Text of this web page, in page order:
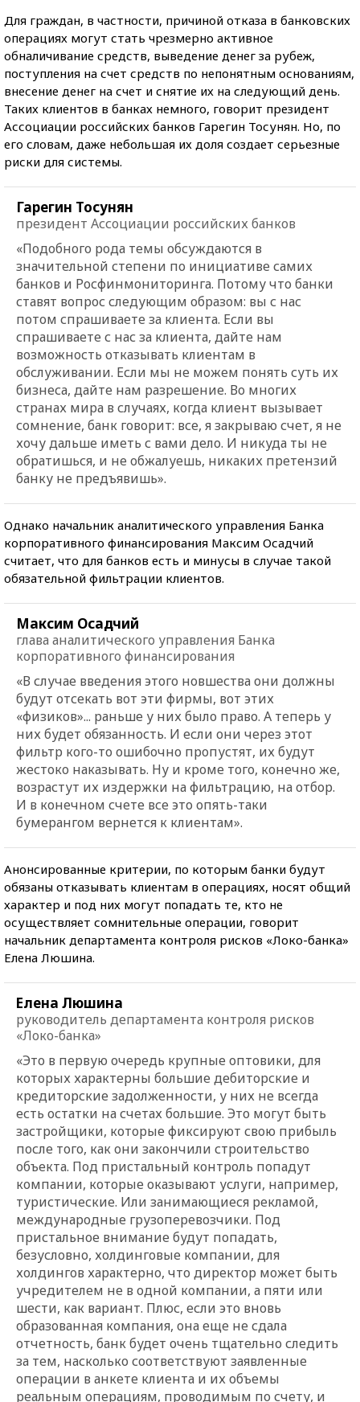
Для граждан, в частности, причиной отказа в банковских
операциях могут стать чрезмерно активное
обналичивание средств, выведение денег за рубеж,
поступления на счет средств по непонятным основаниям,
внесение денег на счет и снятие их на следующий день.
Таких клиентов в банках немного, говорит президент
Ассоциации российских банков Гарегин Тосунян. Но, по
его словам, даже небольшая их доля создает серьезные
риски для системы.
Гарегин Тосунян
президент Ассоциации российских банков
«Подобного рода темы обсуждаются в
значительной степени по инициативе самих
банков и Росфинмониторинга. Потому что банки
ставят вопрос следующим образом: вы с нас
потом спрашиваете за клиента. Если вы
спрашиваете с нас за клиента, дайте нам
возможность отказывать клиентам в
обслуживании. Если мы не можем понять суть их
бизнеса, дайте нам разрешение. Во многих
странах мира в случаях, когда клиент вызывает
сомнение, банк говорит: все, я закрываю счет, я не
хочу дальше иметь с вами дело. И никуда ты не
обратишься, и не обжалуешь, никаких претензий
банку не предъявишь».
Однако начальник аналитического управления Банка
корпоративного финансирования Максим Осадчий
считает, что для банков есть и минусы в случае такой
обязательной фильтрации клиентов.
Максим Осадчий
глава аналитического управления Банка
корпоративного финансирования
«В случае введения этого новшества они должны
будут отсекать вот эти фирмы, вот этих
«физиков»... раньше у них было право. А теперь у
них будет обязанность. И если они через этот
фильтр кого-то ошибочно пропустят, их будут
жестоко наказывать. Ну и кроме того, конечно же,
возрастут их издержки на фильтрацию, на отбор.
И в конечном счете все это опять-таки
бумерангом вернется к клиентам».
Анонсированные критерии, по которым банки будут
обязаны отказывать клиентам в операциях, носят общий
характер и под них могут попадать те, кто не
осуществляет сомнительные операции, говорит
начальник департамента контроля рисков «Локо-банка»
Елена Люшина.
Елена Люшина
руководитель департамента контроля рисков
«Локо-банка»
«Это в первую очередь крупные оптовики, для
которых характерны большие дебиторские и
кредиторские задолженности, у них не всегда
есть остатки на счетах большие. Это могут быть
застройщики, которые фиксируют свою прибыль
после того, как они закончили строительство
объекта. Под пристальный контроль попадут
компании, которые оказывают услуги, например,
туристические. Или занимающиеся рекламой,
международные грузоперевозчики. Под
пристальное внимание будут попадать,
безусловно, холдинговые компании, для
холдингов характерно, что директор может быть
учредителем не в одной компании, а пяти или
шести, как вариант. Плюс, если это вновь
образованная компания, она еще не сдала
отчетность, банк будет очень тщательно следить
за тем, насколько соответствуют заявленные
операции в анкете клиента и их объемы
реальным операциям, проводимым по счету, и